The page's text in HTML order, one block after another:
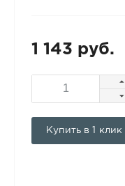
1 143 руб.
Купить в 1 клик